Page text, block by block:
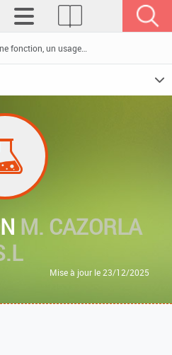
M. CAZORLA
Mise à jour le 23/12/2025